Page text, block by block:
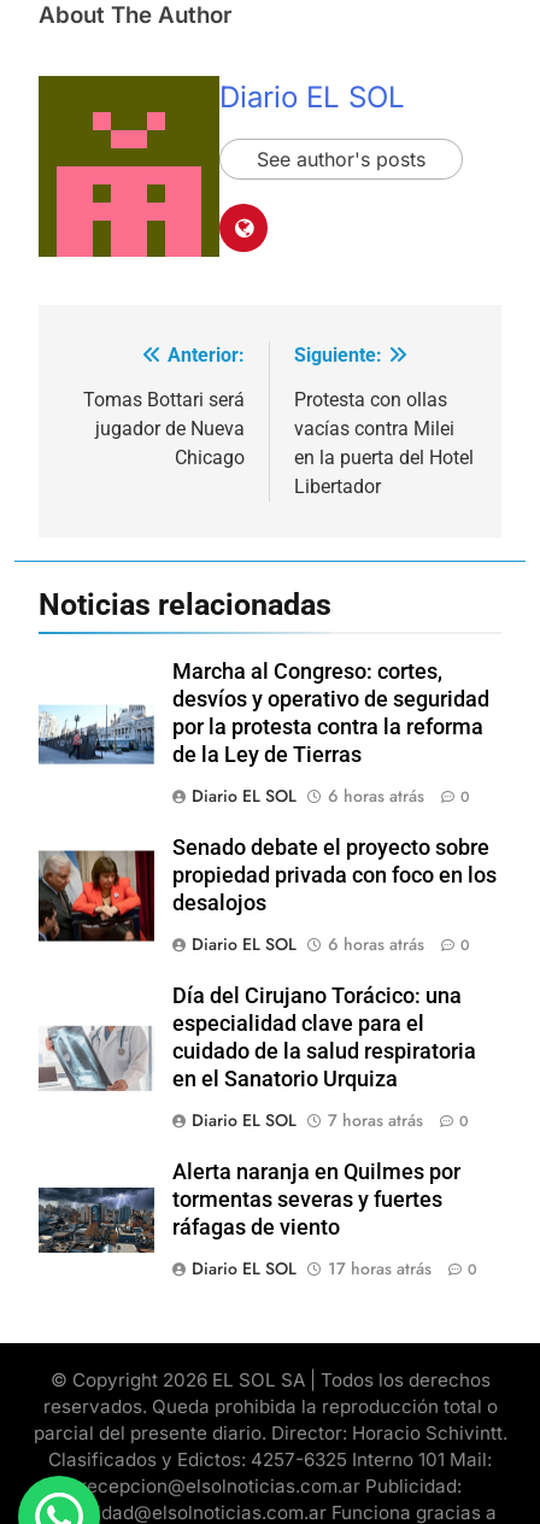
About The Author
Diario EL SOL
See author's posts
Navegación
de
entradas
Anterior:
Tomas Bottari será
jugador de Nueva
Chicago
Siguiente:
Protesta con ollas
vacías contra Milei
en la puerta del Hotel
Libertador
Noticias relacionadas
Marcha al Congreso: cortes,
desvíos y operativo de seguridad
por la protesta contra la reforma
de la Ley de Tierras
Diario EL SOL
6 horas atrás 0
Senado debate el proyecto sobre
propiedad privada con foco en los
desalojos
Diario EL SOL
6 horas atrás 0
Día del Cirujano Torácico: una
especialidad clave para el
cuidado de la salud respiratoria
en el Sanatorio Urquiza
Diario EL SOL
7 horas atrás 0
Alerta naranja en Quilmes por
tormentas severas y fuertes
ráfagas de viento
Diario EL SOL
17 horas atrás 0
© Copyright 2026 EL SOL SA | Todos los derechos
reservados. Queda prohibida la reproducción total o
parcial del presente diario. Director: Horacio Schivintt.
Clasificados y Edictos: 4257-6325 Interno 101 Mail:
recepcion@elsolnoticias.com.ar Publicidad:
publicidad@elsolnoticias.com.ar Funciona gracias a